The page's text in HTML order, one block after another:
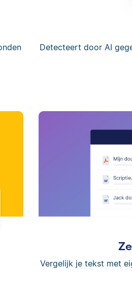
Detecteert door AI
Vergelijk je tekst met